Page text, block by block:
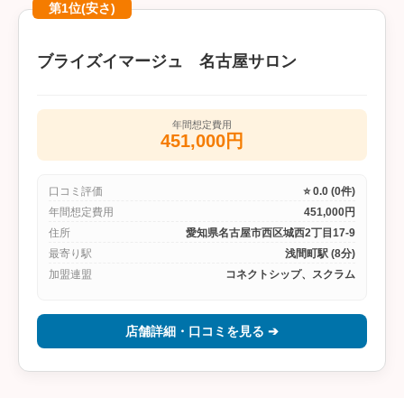
第1位(安さ)
ブライズイマージュ 名古屋サロン
年間想定費用
451,000円
口コミ評価
⭐ 0.0 (0件)
年間想定費用
451,000円
住所
愛知県名古屋市西区城西2丁目17-9
最寄り駅
浅間町駅 (8分)
加盟連盟
コネクトシップ、スクラム
店舗詳細・口コミを見る ➔